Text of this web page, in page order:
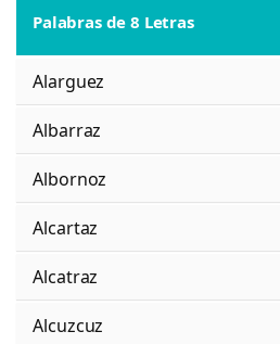
Palabras de 8 Letras
Alarguez
Albarraz
Albornoz
Alcartaz
Alcatraz
Alcuzcuz